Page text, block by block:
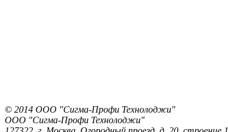
© 2014 ООО "Сигма-Профи Технолоджи"
ООО "Сигма-Профи Технолоджи"